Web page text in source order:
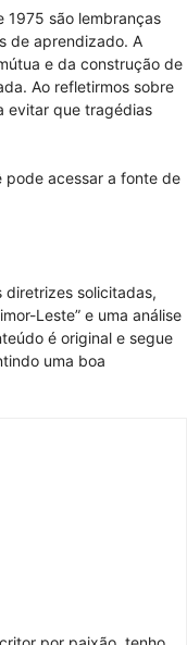
1975 são lembranças
de aprendizado. A
e da construção de
Ao refletirmos sobre
evitar que tragédias
pode acessar a fonte de
diretrizes solicitadas,
Leste” e uma análise
é original e segue
uma boa